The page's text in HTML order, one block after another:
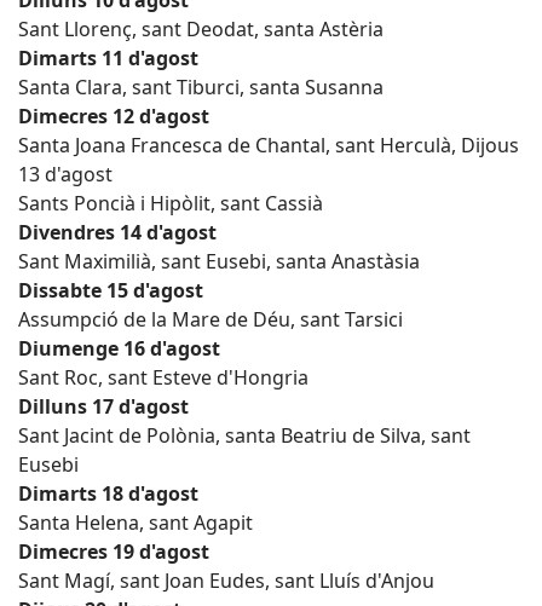
Sant Llorenç, sant Deodat, santa Astèria
Dimarts 11 d'agost
Santa Clara, sant Tiburci, santa Susanna
Dimecres 12 d'agost
Santa Joana Francesca de Chantal, sant Herculà, Dijous
13 d'agost
Sants Poncià i Hipòlit, sant Cassià
Divendres 14 d'agost
Sant Maximilià, sant Eusebi, santa Anastàsia
Dissabte 15 d'agost
Assumpció de la Mare de Déu, sant Tarsici
Diumenge 16 d'agost
Sant Roc, sant Esteve d'Hongria
Dilluns 17 d'agost
Sant Jacint de Polònia, santa Beatriu de Silva, sant
Eusebi
Dimarts 18 d'agost
Santa Helena, sant Agapit
Dimecres 19 d'agost
Sant Magí, sant Joan Eudes, sant Lluís d'Anjou